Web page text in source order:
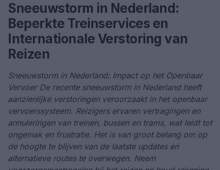
Sneeuwstorm in Nederland:
Beperkte Treinservices en
Internationale Verstoring van
Reizen
Sneeuwstorm in Nederland: Impact op het Openbaar
Vervoer De recente sneeuwstorm in Nederland heeft
aanzienlijke verstoringen veroorzaakt in het openbaar
vervoerssysteem. Reizigers ervaren vertragingen en
annuleringen van treinen, bussen en trams, wat leidt tot
ongemak en frustratie. Het is van groot belang om op
de hoogte te blijven van de laatste updates en
alternatieve routes te overwegen. Neem